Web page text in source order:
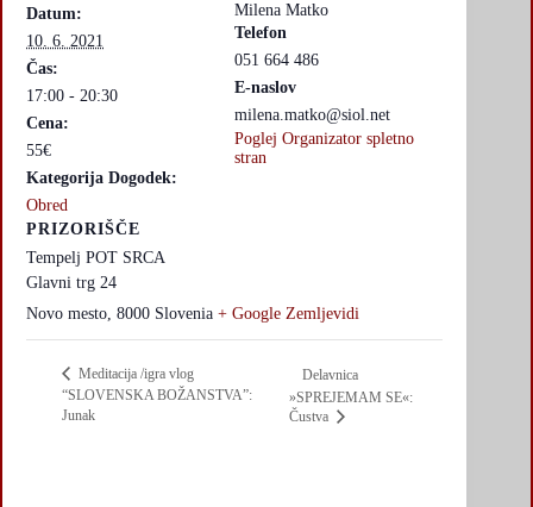
Datum:
10. 6. 2021
Čas:
17:00 - 20:30
Cena:
55€
Kategorija Dogodek:
Obred
PRIZORIŠČE
Tempelj POT SRCA
Glavni trg 24
Novo mesto, 8000 Slovenia + Google Zemljevidi
Milena Matko
Telefon
051 664 486
E-naslov
milena.matko@siol.net
Poglej Organizator spletno
stran
Meditacija /igra vlog
“SLOVENSKA BOŽANSTVA”:
Junak
Delavnica
»SPREJEMAM SE«:
Čustva